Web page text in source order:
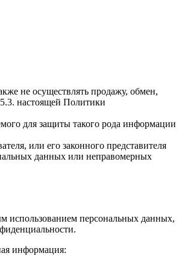
не осуществлять продажу, обмен,
настоящей Политики
для защиты такого рода информации
или его законного представителя
данных или неправомерных
использованием персональных данных,
информация: